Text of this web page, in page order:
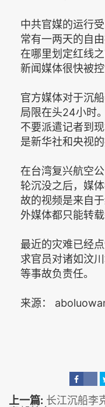
中共官媒的运行
常有一两天的自
在哪里划定红线
新闻媒体很快被控
官方媒体对于沉
局限在头24小时
不要派遣记者到
是新华社和央视的
在台湾复兴航空
轮沉没之后，媒
故的视频是来自
外媒体都只能转
最近的灾难已经
求官员对诸如汶
等事故负责任。
来源：
上一篇: 长江沉船李